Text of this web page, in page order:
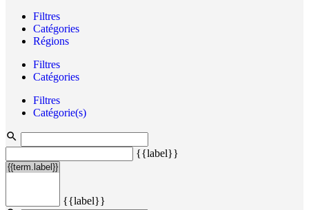
Filtres
Catégories
Régions
Filtres
Catégories
Filtres
Catégorie(s)
{{label}}
{{label}}